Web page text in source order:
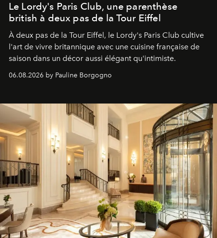
Le Lordy's Paris Club, une parenthèse
british à deux pas de la Tour Eiffel
À deux pas de la Tour Eiffel, le Lordy's Paris Club cultive
l'art de vivre britannique avec une cuisine française de
saison dans un décor aussi élégant qu'intimiste.
06.08.2026 by Pauline Borgogno